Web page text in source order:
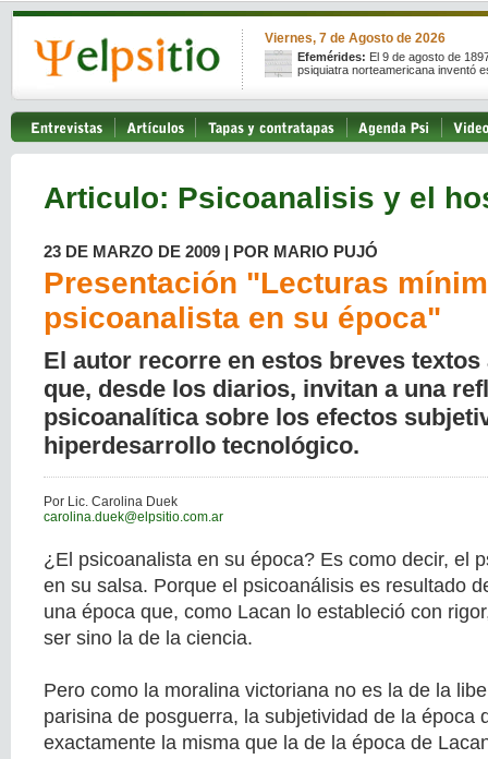
Viernes, 7 de Agosto de 2026
Efemérides: El 9 de agosto de
psiquiatra norteamericana inventó
Articulo: Psicoanalisis y el
23 DE MARZO DE 2009 | POR MARIO PUJÓ
Presentación "Lecturas
psicoanalista en su época"
El autor recorre en estos breves
que, desde los diarios, invitan a una
psicoanalítica sobre los efectos
hiperdesarrollo tecnológico.
Por Lic. Carolina Duek
carolina.duek@elpsitio.com.ar
¿El psicoanalista en su época? Es como decir, el
en su salsa. Porque el psicoanálisis es resultado
una época que, como Lacan lo estableció con
ser sino la de la ciencia.
Pero como la moralina victoriana no es la de la
parisina de posguerra, la subjetividad de la época
exactamente la misma que la de la época de